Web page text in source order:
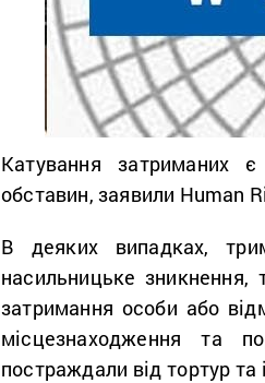
Катування затриманих
обставин, заявили Human
В деяких випадках,
насильницьке
затримання особи або
місцезнаходження та
постраждали від тортур